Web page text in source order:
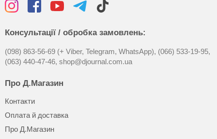
Консультації / обробка замовлень:
(098) 863-56-69 (+ Viber, Telegram, WhatsApp), (066) 533-19-95,
(063) 440-47-46, shop@djournal.com.ua
Про Д.Магазин
Контакти
Оплата й доставка
Про Д.Магазин